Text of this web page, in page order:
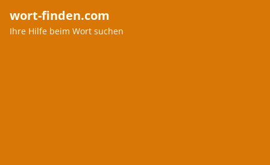
wort-finden.com
Ihre Hilfe beim Wort suchen